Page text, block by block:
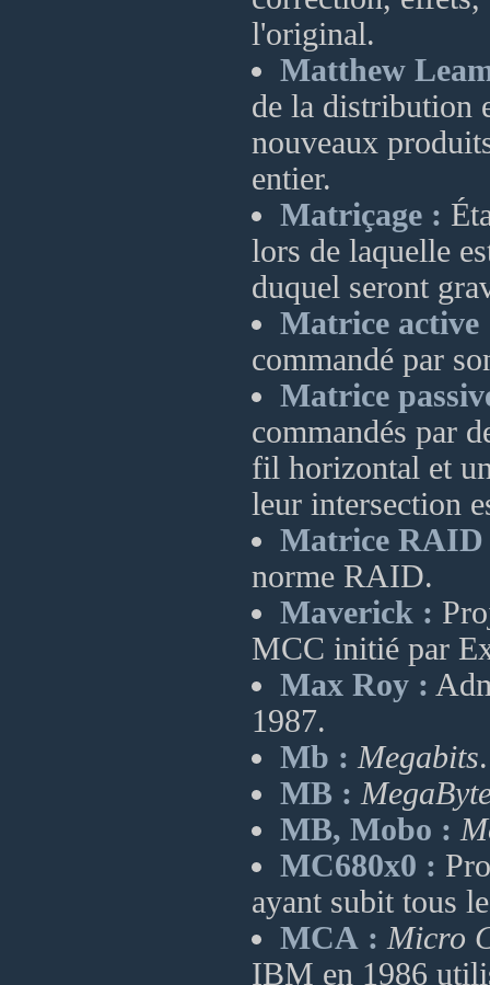
l'original.
Matthew
de la distribution
nouveaux
entier.
Matriçage :
lors de laquelle
duquel seront
Matrice active
commandé par
Matrice
commandés par
fil horizontal et
leur intersection
Matrice
norme RAID.
Maverick :
MCC initié par
Max Roy :
1987.
Mb : Megabits.
MB :
MB, Mobo :
MC680x0 :
ayant subit tous
MCA : Micro
IBM en 1986